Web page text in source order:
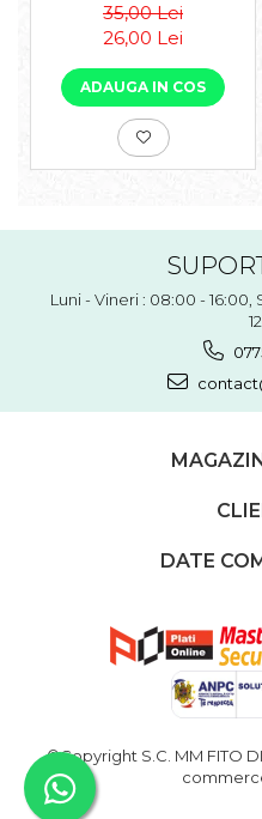
35,00 Lei
26,00 Lei
ADAUGA IN COS
Luni - Vineri : 08:00 -
DATE
©Copyright S.C. MM FITO